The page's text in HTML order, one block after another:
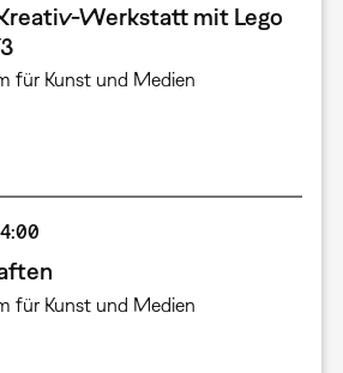
Werkstatt mit Lego
für Kunst und Medien
für Kunst und Medien